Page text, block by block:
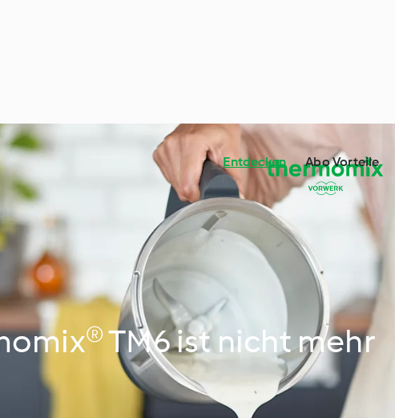
Entdecken Abo Vorteile
TM6 ist nicht mehr